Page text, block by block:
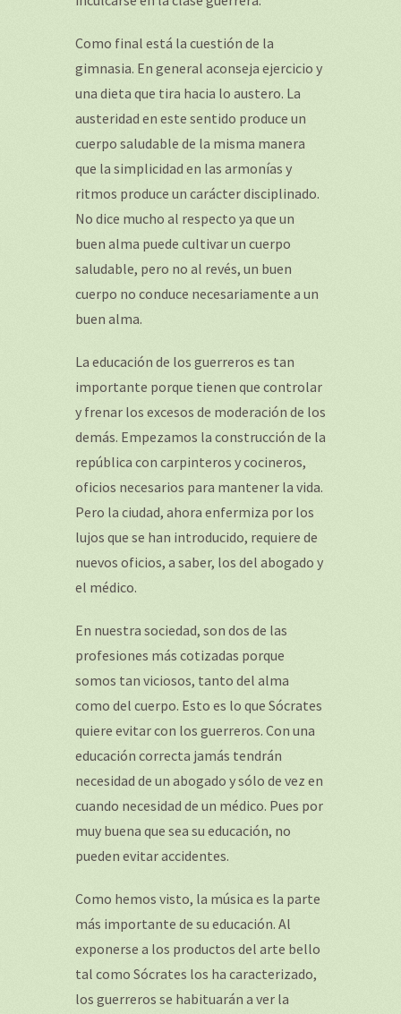
Como final está la cuestión de la
gimnasia. En general aconseja ejercicio y
una dieta que tira hacia lo austero. La
austeridad en este sentido produce un
cuerpo saludable de la misma manera
que la simplicidad en las armonías y
ritmos produce un carácter disciplinado.
No dice mucho al respecto ya que un
buen alma puede cultivar un cuerpo
saludable, pero no al revés, un buen
cuerpo no conduce necesariamente a un
buen alma.
La educación de los guerreros es tan
importante porque tienen que controlar
y frenar los excesos de moderación de los
demás. Empezamos la construcción de la
república con carpinteros y cocineros,
oficios necesarios para mantener la vida.
Pero la ciudad, ahora enfermiza por los
lujos que se han introducido, requiere de
nuevos oficios, a saber, los del abogado y
el médico.
En nuestra sociedad, son dos de las
profesiones más cotizadas porque
somos tan viciosos, tanto del alma
como del cuerpo. Esto es lo que Sócrates
quiere evitar con los guerreros. Con una
educación correcta jamás tendrán
necesidad de un abogado y sólo de vez en
cuando necesidad de un médico. Pues por
muy buena que sea su educación, no
pueden evitar accidentes.
Como hemos visto, la música es la parte
más importante de su educación. Al
exponerse a los productos del arte bello
tal como Sócrates los ha caracterizado,
los guerreros se habituarán a ver la